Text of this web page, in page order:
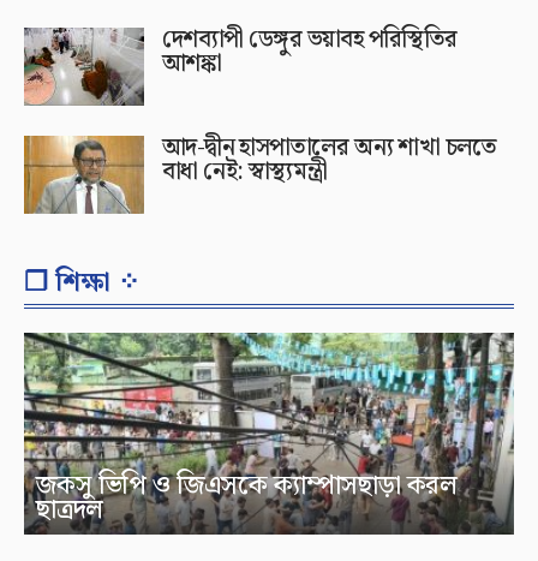
দেশব্যাপী ডেঙ্গুর ভয়াবহ পরিস্থিতির
আশঙ্কা
আদ-দ্বীন হাসপাতালের অন্য শাখা চলতে
বাধা নেই: স্বাস্থ্যমন্ত্রী
❐ শিক্ষা ⁘
জকসু ভিপি ও জিএসকে ক্যাম্পাসছাড়া করল
ছাত্রদল